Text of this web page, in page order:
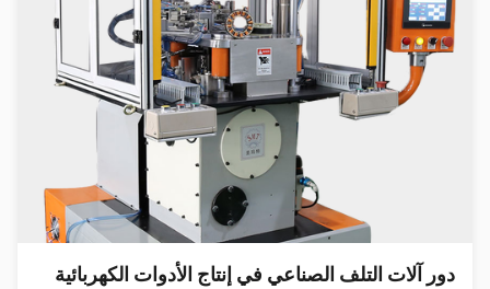
دور آلات التلف الصناعي في إنتاج الأدوات الكهربائية